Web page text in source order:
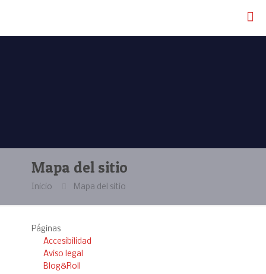
Mapa del sitio
Inicio Mapa del sitio
Páginas
Accesibilidad
Aviso legal
Blog&Roll